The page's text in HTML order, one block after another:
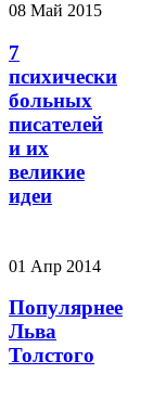
08 Май 2015
7
психически
больных
писателей
и их
великие
идеи
01 Апр 2014
Популярнее
Льва
Толстого